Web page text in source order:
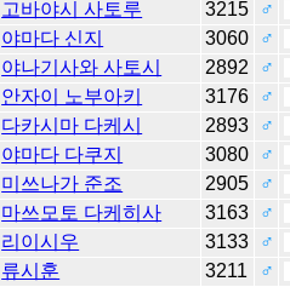
고바야시 사토루 3215
♂
야마다 신지 3060
♂
야나기사와 사토시 2892
♂
안자이 노부아키 3176
♂
다카시마 다케시 2893
♂
야마다 다쿠지 3080
♂
미쓰나가 준조 2905
♂
마쓰모토 다케히사 3163
♂
리이시우 3133
♂
류시훈 3211
♂